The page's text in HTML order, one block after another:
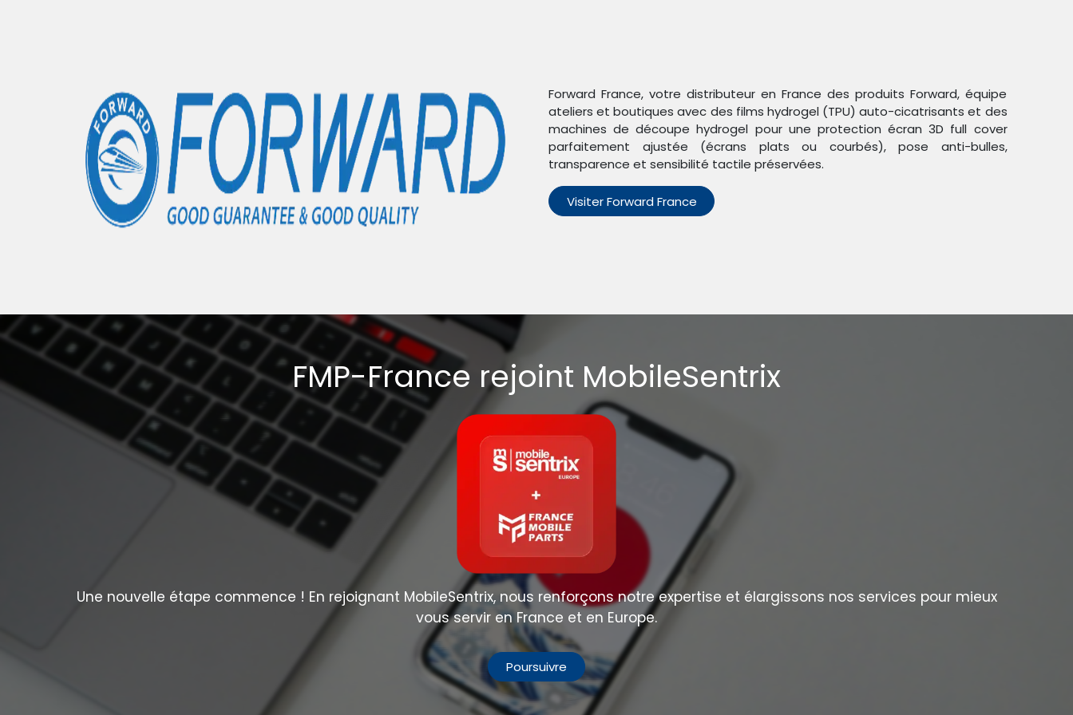
Accueil
Articles Poco M4 Pro - 0 éléments Trier par : Étiquettes
Forward France, votre distributeur en France des produits Forward, équipe
ateliers et boutiques avec des films hydrogel (TPU) auto-cicatrisants et des
machines de découpe hydrogel pour une protection écran 3D full cover
parfaitement ajustée (écrans plats ou courbés), pose anti-bulles,
transparence et sensibilité tactile préservées.
Visiter Forward France
FMP-France rejoint MobileSentrix
Une nouvelle étape commence ! En rejoignant MobileSentrix, nous renforçons notre expertise et élargissons nos services pour mieux
vous servir en France et en Europe.
Poursuivre